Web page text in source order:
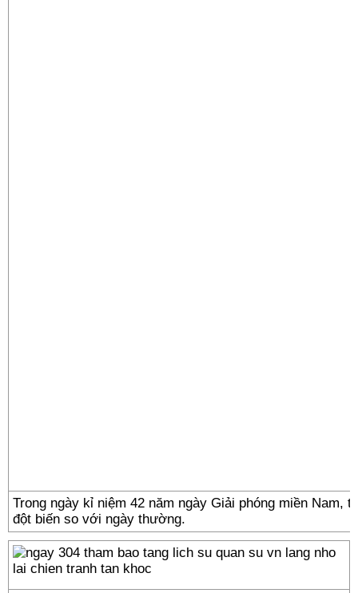
Trong ngày kỉ niệm 42 năm ngày Giải phóng miền
đột biến so với ngày thường.